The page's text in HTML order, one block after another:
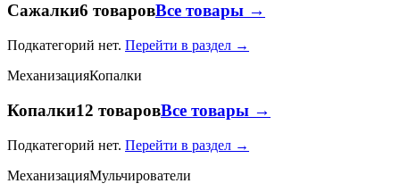
Сажалки6 товаровВсе товары →
Подкатегорий нет. Перейти в раздел →
МеханизацияКопалки
Копалки12 товаровВсе товары →
Подкатегорий нет. Перейти в раздел →
МеханизацияМульчирователи